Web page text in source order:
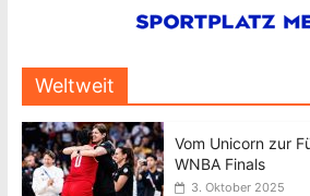
Weltweit
Vom Unicorn zur
WNBA Finals
3. Oktober 2025